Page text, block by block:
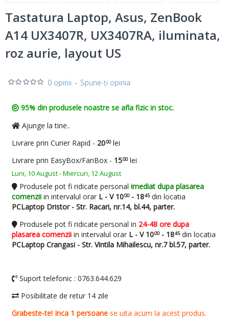
Tastatura Laptop, Asus, ZenBook
A14 UX3407R, UX3407RA, iluminata,
roz aurie, layout US
0 opinii - Spune-ţi opinia